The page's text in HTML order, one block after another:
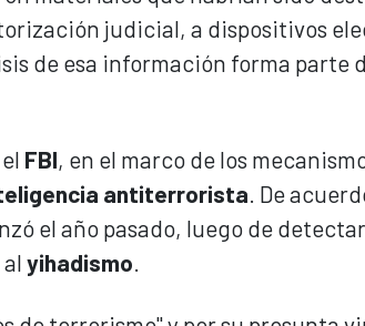
judicial, a dispositivos
de esa información forma parte
FBI, en el marco de los
antiterrorista. De
el año pasado, luego de
yihadismo.